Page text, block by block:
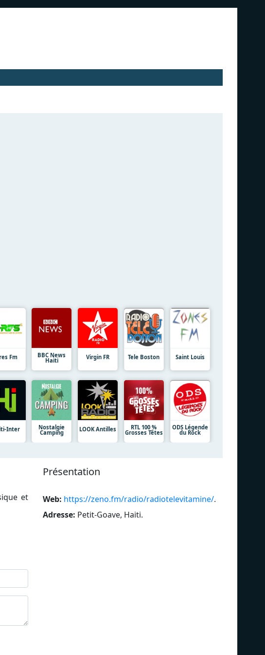
Fm BBC News
Haiti Virgin FR Tele Boston Saint Louis
Inter Nostalgie
Camping LOOK Antilles RTL 100 %
Grosses Têtes
ODS Légende
du Rock
et
Présentation
Web: https://zeno.fm/radio/radiotelevitamine/.
Adresse: Petit-Goave, Haiti.